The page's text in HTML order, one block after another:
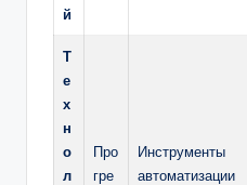
й
Т
е
х
н
о
л
Про
гре
Инструменты
автоматизации